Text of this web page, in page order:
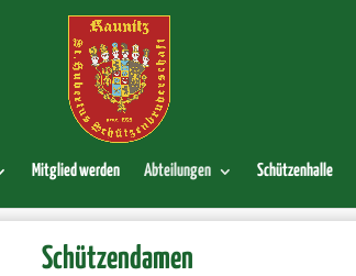
Mitglied werden Abteilungen Schützenhalle
Schützendamen